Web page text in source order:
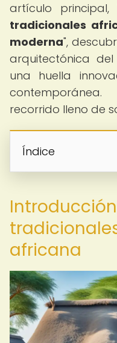
artículo principal,
tradicionales
moderna",
arquitectónica
una huella
recorrido lleno de
Índice
africana